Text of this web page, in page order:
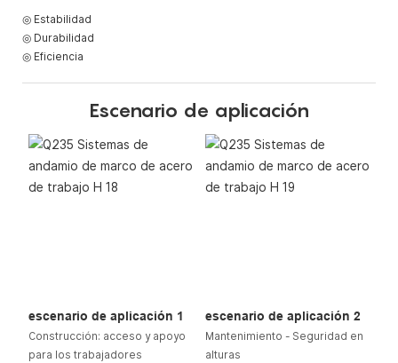
◎ Estabilidad
◎ Durabilidad
◎ Eficiencia
Escenario de aplicación
escenario de aplicación 1
Construcción: acceso y apoyo
para los trabajadores
escenario de aplicación 2
Mantenimiento - Seguridad en
alturas